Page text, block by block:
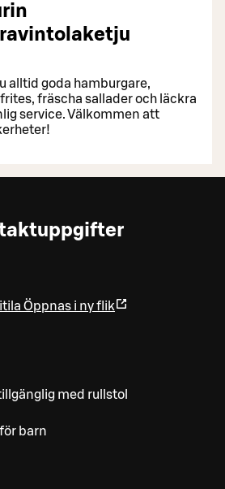
alltid goda hamburgare,
fräscha sallader och läckra
service. Välkommen att
Öppnas i ny flik
med rullstol
barn